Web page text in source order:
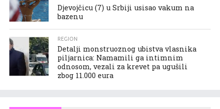
Djevojčicu (7) u Srbiji usisao vakum na
bazenu
REGION
Detalji monstruoznog ubistva vlasnika
piljarnica: Namamili ga intimnim
odnosom, vezali za krevet pa ugušili
zbog 11.000 eura